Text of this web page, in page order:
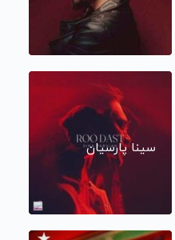
سینا پارسیان